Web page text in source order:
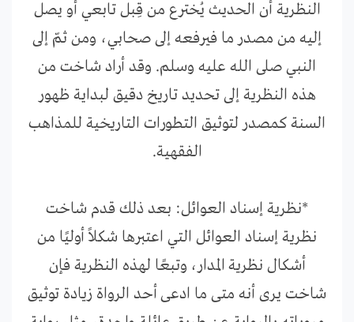
النظرية أن الحديث يُخترع من قِبل تابعي أو يصل
إليه من مصدر ما فيرفعه إلى صحابي، ومن ثمّ إلى
النبي صلى الله عليه وسلم. وقد أراد شاخت من
هذه النظرية إلى تحديد تاريخ دقيق لبداية ظهور
السنة كمصدر لتوثيق التطورات التاريخية للمذاهب
الفقهية.
*نظرية إسناد العوائل: بعد ذلك قدم شاخت
نظرية إسناد العوائل التي اعتبرها شكلاً أوليًا من
أشكال نظرية المدار، وتبعًا لهذه النظرية فإن
شاخت يرى أنه متى ما ادعى أحد الرواة زيادة توثيق